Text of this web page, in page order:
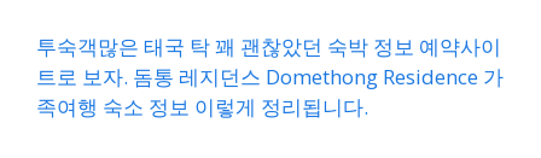
투숙객많은 태국 탁 꽤 괜찮았던 숙박 정보 예약사이
트로 보자. 돔통 레지던스 Domethong Residence 가
족여행 숙소 정보 이렇게 정리됩니다.